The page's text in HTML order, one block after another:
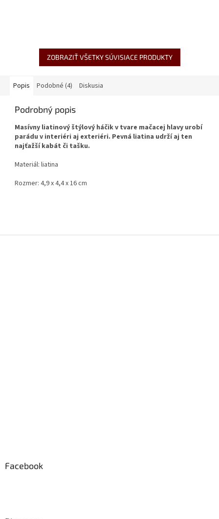
ZOBRAZIŤ VŠETKY SÚVISIACE PRODUKTY
Popis Podobné (4) Diskusia
Podrobný popis
Masívny liatinový štýlový háčik v tvare mačacej hlavy urobí
parádu v interiéri aj exteriéri. Pevná liatina udrží aj ten
najťažší kabát či tašku.
Materiál: liatina
Rozmer: 4,9 x 4,4 x 16 cm
Facebook